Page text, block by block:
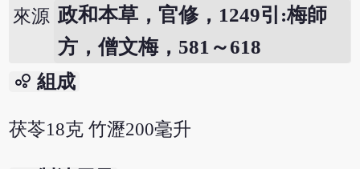
來源 政和本草，官修，1249引:梅師
方，僧文梅，581～618
bubble_chart 組成
茯苓18克 竹瀝200毫升